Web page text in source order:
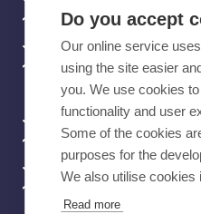
Ota yhteyttä
Verkkokauppa
Töihin Tehyyn
Do you accept
Our online service
using the site easier
you. We use cookies
functionality and user
Some of the cookies
purposes for the
We also utilise cookies
Read more